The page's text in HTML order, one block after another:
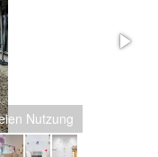
Nutzung